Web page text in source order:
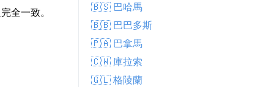
全一致。
🇧🇸 巴哈馬
🇧🇧 巴巴多斯
🇵🇦 巴拿馬
🇨🇼 庫拉索
🇬🇱 格陵蘭